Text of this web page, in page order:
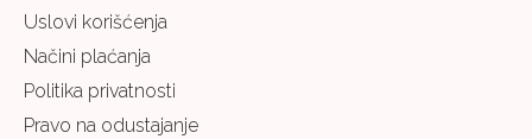
Uslovi korišćenja
Načini plaćanja
Politika privatnosti
Pravo na odustajanje